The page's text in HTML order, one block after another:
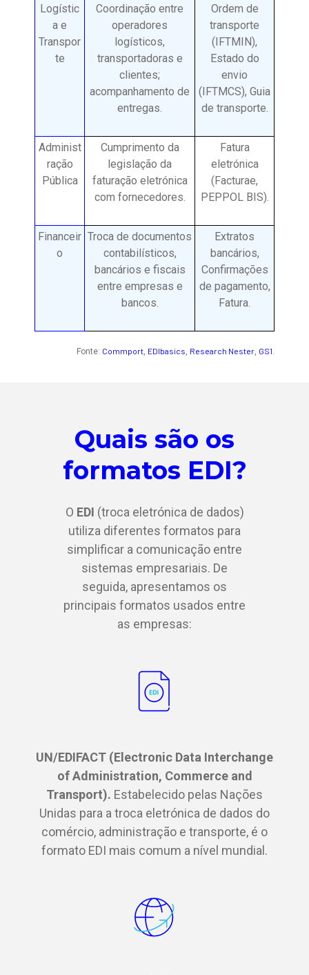
Logístic
a e
Transpor
te
Coordinação entre
operadores
logísticos,
transportadoras e
clientes;
acompanhamento de
entregas.
Ordem de
transporte
(IFTMIN),
Estado do
envio
(IFTMCS), Guia
de transporte.
Administ
ração
Pública
Cumprimento da
legislação da
faturação eletrónica
com fornecedores.
Fatura
eletrónica
(Facturae,
PEPPOL BIS).
Financeir
o
Troca de documentos
contabilísticos,
bancários e fiscais
entre empresas e
bancos.
Extratos
bancários,
Confirmações
de pagamento,
Fatura.
Fonte: Commport, EDIbasics, Research Nester, GS1.
Quais são os
formatos EDI?
O EDI (troca eletrónica de dados)
utiliza diferentes formatos para
simplificar a comunicação entre
sistemas empresariais. De
seguida, apresentamos os
principais formatos usados entre
as empresas:
UN/EDIFACT (Electronic Data Interchange
of Administration, Commerce and
Transport). Estabelecido pelas Nações
Unidas para a troca eletrónica de dados do
comércio, administração e transporte, é o
formato EDI mais comum a nível mundial.